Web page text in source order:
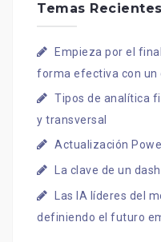
Temas Recientes
Empieza por el
forma efectiva con un
Tipos de analítica
y transversal
Actualización
La clave de un
Las IA líderes del
definiendo el futuro